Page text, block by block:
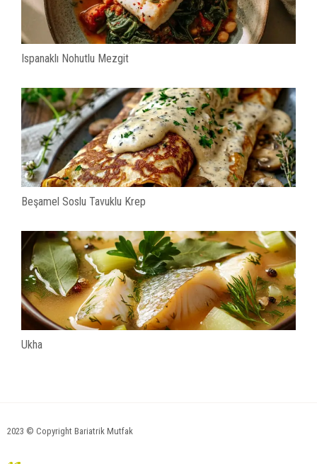
Ispanaklı Nohutlu Mezgit
Beşamel Soslu Tavuklu Krep
Ukha
2023 © Copyright Bariatrik Mutfak